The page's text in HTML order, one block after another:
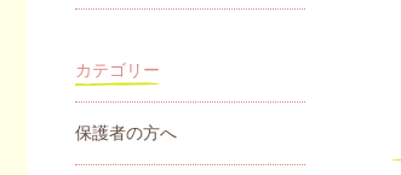
カテゴリー
保護者の方へ